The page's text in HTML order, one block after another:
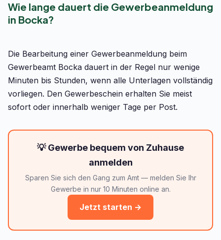
Wie lange dauert die Gewerbeanmeldung
in Bocka?
Die Bearbeitung einer Gewerbeanmeldung beim
Gewerbeamt Bocka dauert in der Regel nur wenige
Minuten bis Stunden, wenn alle Unterlagen vollständig
vorliegen. Den Gewerbeschein erhalten Sie meist
sofort oder innerhalb weniger Tage per Post.
💡 Gewerbe bequem von Zuhause
anmelden
Sparen Sie sich den Gang zum Amt — melden Sie Ihr
Gewerbe in nur 10 Minuten online an.
Jetzt starten →